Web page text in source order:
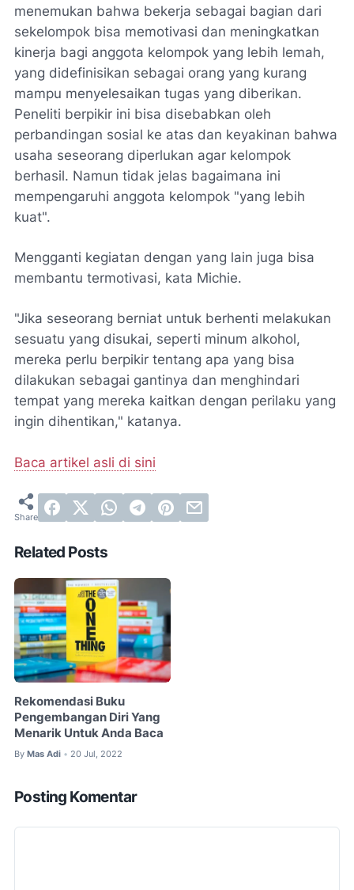
menemukan bahwa bekerja sebagai bagian dari
sekelompok bisa memotivasi dan meningkatkan
kinerja bagi anggota kelompok yang lebih lemah,
yang didefinisikan sebagai orang yang kurang
mampu menyelesaikan tugas yang diberikan.
Peneliti berpikir ini bisa disebabkan oleh
perbandingan sosial ke atas dan keyakinan bahwa
usaha seseorang diperlukan agar kelompok
berhasil. Namun tidak jelas bagaimana ini
mempengaruhi anggota kelompok "yang lebih
kuat".
Mengganti kegiatan dengan yang lain juga bisa
membantu termotivasi, kata Michie.
"Jika seseorang berniat untuk berhenti melakukan
sesuatu yang disukai, seperti minum alkohol,
mereka perlu berpikir tentang apa yang bisa
dilakukan sebagai gantinya dan menghindari
tempat yang mereka kaitkan dengan perilaku yang
ingin dihentikan," katanya.
Baca artikel asli di sini
Related Posts
Rekomendasi Buku
Pengembangan Diri Yang
Menarik Untuk Anda Baca
By Mas Adi • 20 Jul, 2022
Posting Komentar